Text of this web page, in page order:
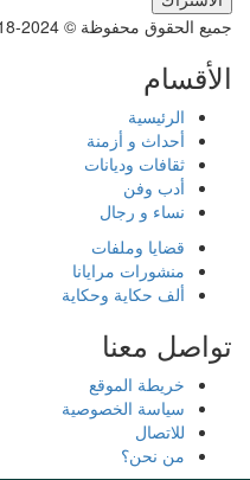
جميع الحقوق محفوظة © 2024-2018
الأقسام
الرئيسية
أحداث و أزمنة
ثقافات وديانات
أدب وفن
نساء و رجال
قضايا وملفات
منشورات مرايانا
ألف حكاية وحكاية
تواصل معنا
خريطة الموقع
سياسة الخصوصية
للاتصال
من نحن؟